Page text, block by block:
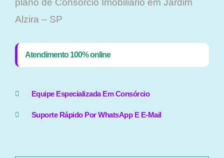
plano ​de Consórcio Imobiliário em Jardim
Alzira – SP
Atendimento 100% online
Equipe Especializada Em Consórcio
Suporte Rápido Por WhatsApp E E-Mail